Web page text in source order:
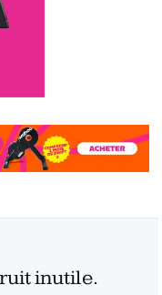
inutile.